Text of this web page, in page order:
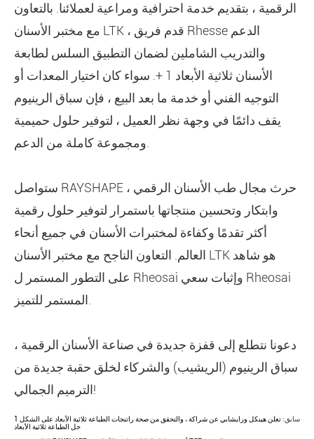
الرقمية ، بتقديم خدمة احترافية ومراعية لعملائنا. بالتعاون
مع مختبر الأسنان LTK ، قدم فريق Rhesse الدعم
والتدريب الشاملين لضمان التطبيق السلس لطابعة
الأسنان ثلاثية الأبعاد 1 +. سواء كان اختيار المعدات أو
التوجيه الفني أو خدمة ما بعد البيع ، فإن سباق الرينيوم
يقف دائمًا في وجهة نظر العميل ، لتوفير حلول حميمية
ومجموعة كاملة من الدعم.
ستواصل RAYSHAPE حرث مجال طب الأسنان الرقمي ،
وابتكار وتحسين منتجاتها باستمرار لتوفير حلول رقمية
أكثر تقدمًا وكفاءة لمختبرات الأسنان في جميع أنحاء
العالم. التعاون الناجح مع مختبر الأسنان LTK هو شاهد
على التطور المستمر ل Rheosai وإثبات سعي Rheosai
المستمر للتميز.
دعونا نتطلع إلى قفزة جديدة في صناعة الأسنان الرقمية ،
سباق الرينيوم (الريشيب) والشركاء لخلق حقبة جديدة من
الترميم الجمالي!
سابق:
حل الطباعة ثلاثية الأبعاد